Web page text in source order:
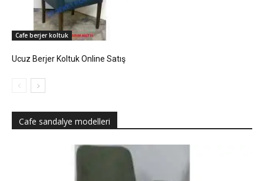
Cafe berjer koltuk
Ucuz Berjer Koltuk Online Satış
Cafe sandalye modelleri